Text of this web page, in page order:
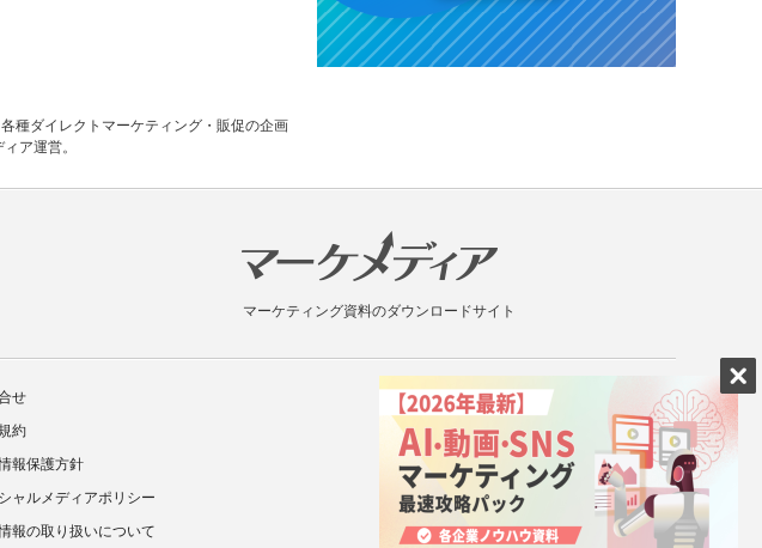
種ダイレクトマーケティング・販促の企画
ア運営。
マーケティング資料のダウンロードサイト
せ
約
報保護方針
ャルメディアポリシー
報の取り扱いについて